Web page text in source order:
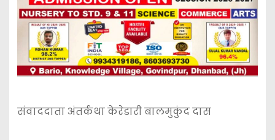
संवाददाता अंतर्कथा केरेडारी बालमुकुंद दास